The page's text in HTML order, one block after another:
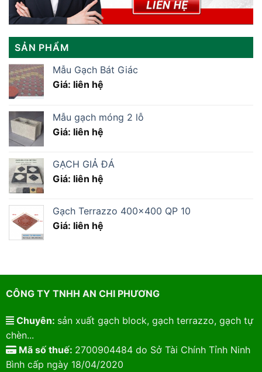
SẢN PHẨM
Mẫu Gạch Bát Giác
Giá: liên hệ
Mẫu gạch móng 2 lỗ
Giá: liên hệ
GẠCH GIẢ ĐÁ
Giá: liên hệ
Gạch Terrazzo 400×400 QP 10
Giá: liên hệ
CÔNG TY TNHH AN CHI PHƯƠNG
Chuyên: sản xuất gạch block, gạch terrazzo, gạch tự
chèn...
Mã số thuế: 2700904484 do Sở Tài Chính Tỉnh Ninh
Bình cấp ngày 18/04/2020